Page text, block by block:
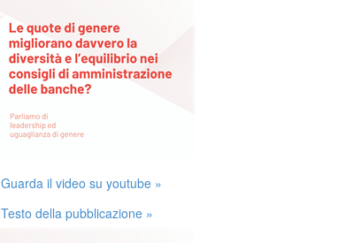
Guarda il video su youtube »
Testo della pubblicazione »